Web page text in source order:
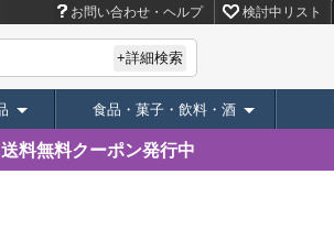
お問い合わせ・ヘルプ 検討中リスト
+詳細検索
食品・菓子・飲料・酒
送料無料クーポン発行中